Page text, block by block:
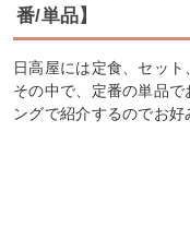
番/単品】
日高屋には定食、セット
その中で、定番の単品
ングで紹介するのでお好